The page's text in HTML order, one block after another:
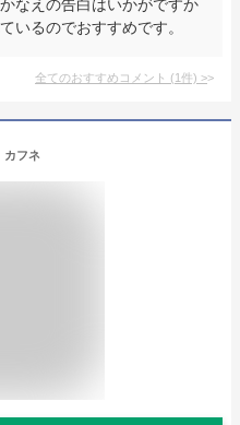
なえの告白はいかがですか
いるのでおすすめです。
全てのおすすめコメント (1件) >
カフネ